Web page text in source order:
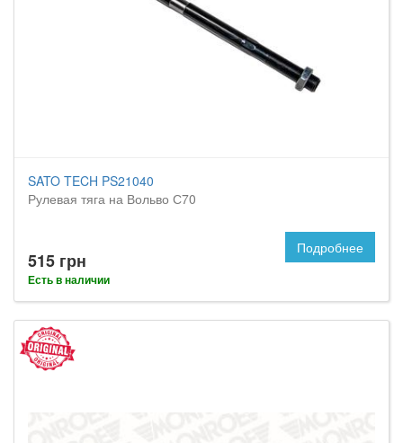
SATO TECH PS21040
Рулевая тяга на Вольво С70
515 грн
Есть в наличии
Подробнее